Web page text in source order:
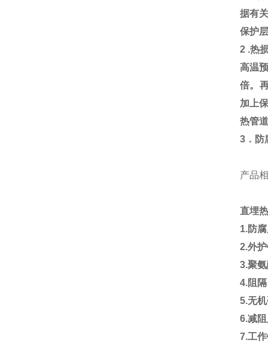
据有
保护
2 .热
高温
倍。
加上
热管
3 ．
产品
直埋
1.防
2.外
3.聚
4.阻
5.无
6.减
7.工